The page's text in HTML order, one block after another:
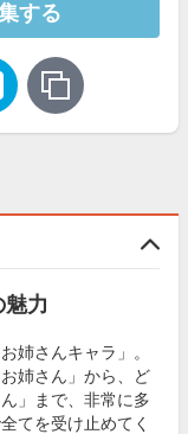
する
力
姉さんキャラ」。
姉さん」から、ど
」まで、非常に多
てを受け止めてく